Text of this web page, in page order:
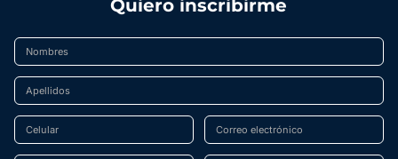
Quiero inscribirme